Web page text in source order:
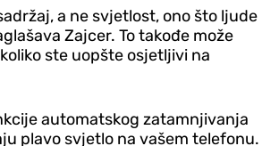
a ne svjetlost, ono što ljude
Zajcer. To takođe može
ste uopšte osjetljivi na
automatskog zatamnjivanja
plavo svjetlo na vašem telefonu.